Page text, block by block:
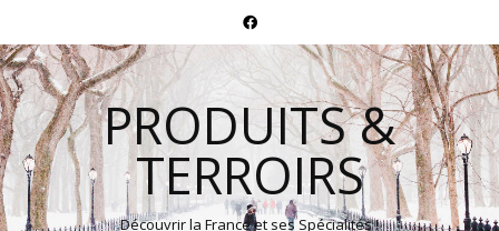
PRODUITS &
TERROIRS
Découvrir la France et ses Spécialités !